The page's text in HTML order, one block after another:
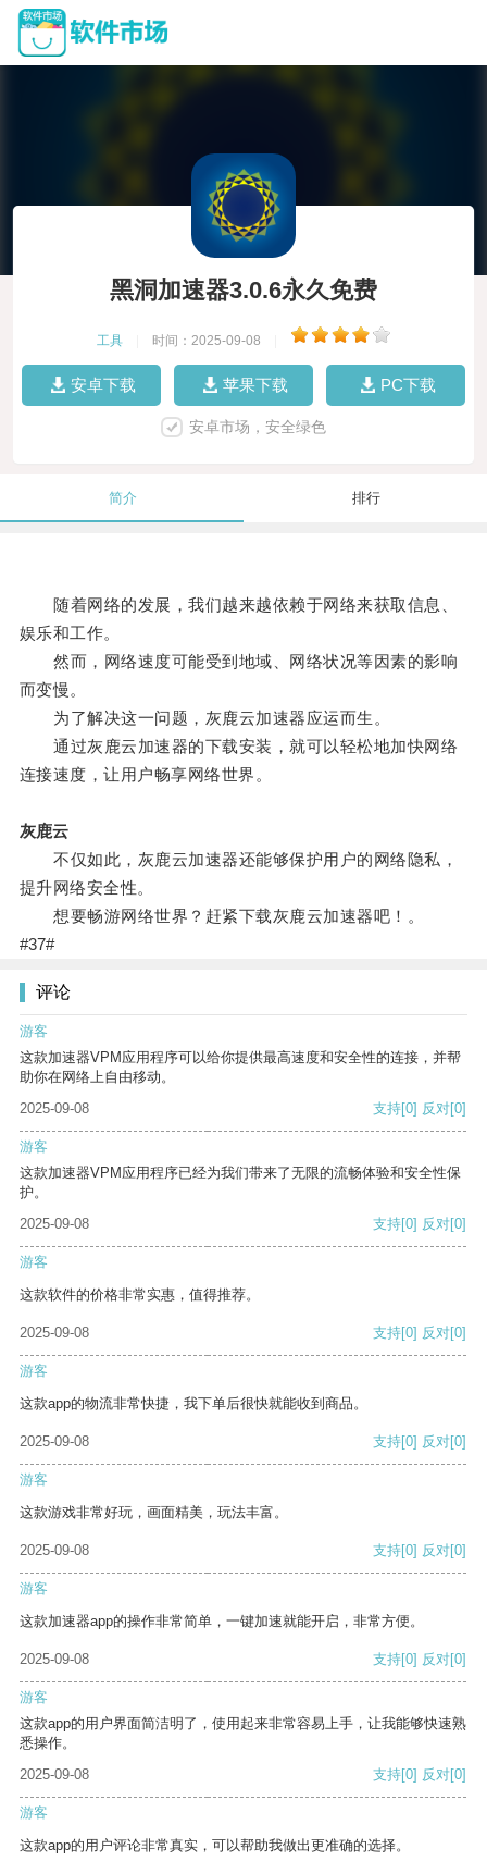
黑洞加速器3.0.6永久免费
工具 时间：2025-09-08
安卓下载 苹果下载 PC下载
安卓市场，安全绿色
简介 排行
随着网络的发展，我们越来越依赖于网络来获取信息、
娱乐和工作。
然而，网络速度可能受到地域、网络状况等因素的影响
而变慢。
为了解决这一问题，灰鹿云加速器应运而生。
通过灰鹿云加速器的下载安装，就可以轻松地加快网络
连接速度，让用户畅享网络世界。
灰鹿云
不仅如此，灰鹿云加速器还能够保护用户的网络隐私，
提升网络安全性。
想要畅游网络世界？赶紧下载灰鹿云加速器吧！。
#37#
评论
游客
这款加速器VPM应用程序可以给你提供最高速度和安全性的连接，并帮
助你在网络上自由移动。
2025-09-08
支持[0] 反对[0]
游客
这款加速器VPM应用程序已经为我们带来了无限的流畅体验和安全性保
护。
2025-09-08
支持[0] 反对[0]
游客
这款软件的价格非常实惠，值得推荐。
2025-09-08 支持[0] 反对[0]
游客
这款app的物流非常快捷，我下单后很快就能收到商品。
2025-09-08 支持[0] 反对[0]
游客
这款游戏非常好玩，画面精美，玩法丰富。
2025-09-08 支持[0] 反对[0]
游客
这款加速器app的操作非常简单，一键加速就能开启，非常方便。
2025-09-08 支持[0] 反对[0]
游客
这款app的用户界面简洁明了，使用起来非常容易上手，让我能够快速熟
悉操作。
2025-09-08
支持[0] 反对[0]
游客
这款app的用户评论非常真实，可以帮助我做出更准确的选择。